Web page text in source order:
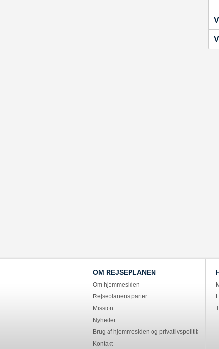
OM REJSEPLANEN
Om hjemmesiden
Rejseplanens parter
Mission
Nyheder
Brug af hjemmesiden og privatlivspolitik
Kontakt